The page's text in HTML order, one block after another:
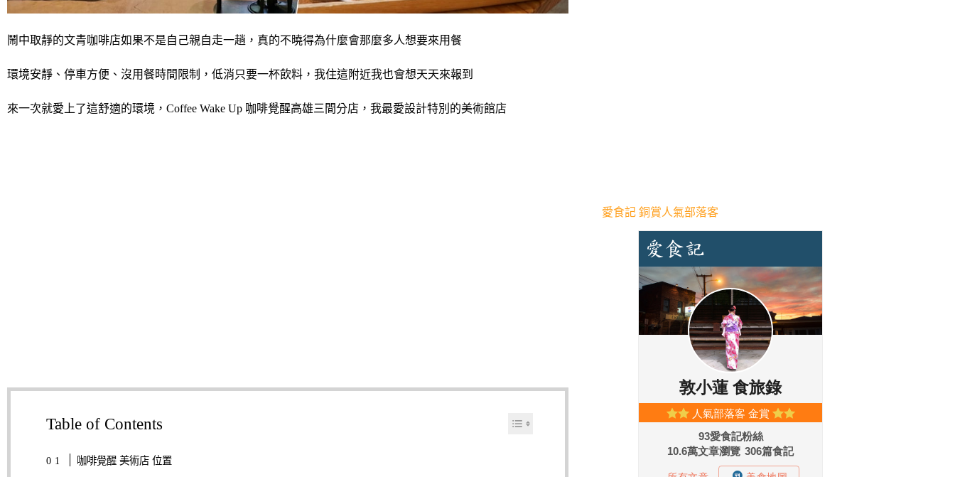
鬧中取靜的文青咖啡店如果不是自己親自走一趟，真的不曉得為什麼會那麼多人想要來用餐
環境安靜、停車方便、沒用餐時間限制，低消只要一杯飲料，我住這附近我也會想天天來報到
來一次就愛上了這舒適的環境，Coffee Wake Up 咖啡覺醒高雄三間分店， 我最愛設計特別的美術館店
Table of Contents
咖啡覺醒 美術店 位置
愛食記 銅賞人氣部落客